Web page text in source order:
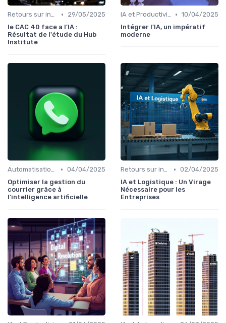
Retours sur investissement de l'IA •
29/05/2025
le CAC 40 face a l'IA :
Résultat de l'étude du Hub
Institute
IA et Productivité • 10/04/2025
Intégrer l'IA, un impératif
moderne
Automatisation des tâches par IA • 04/04/2025
Optimiser la gestion du
courrier grâce à
l'intelligence artificielle
Retours sur investissement de l'IA • 02/04/2025
IA et Logistique : Un Virage
Nécessaire pour les
Entreprises